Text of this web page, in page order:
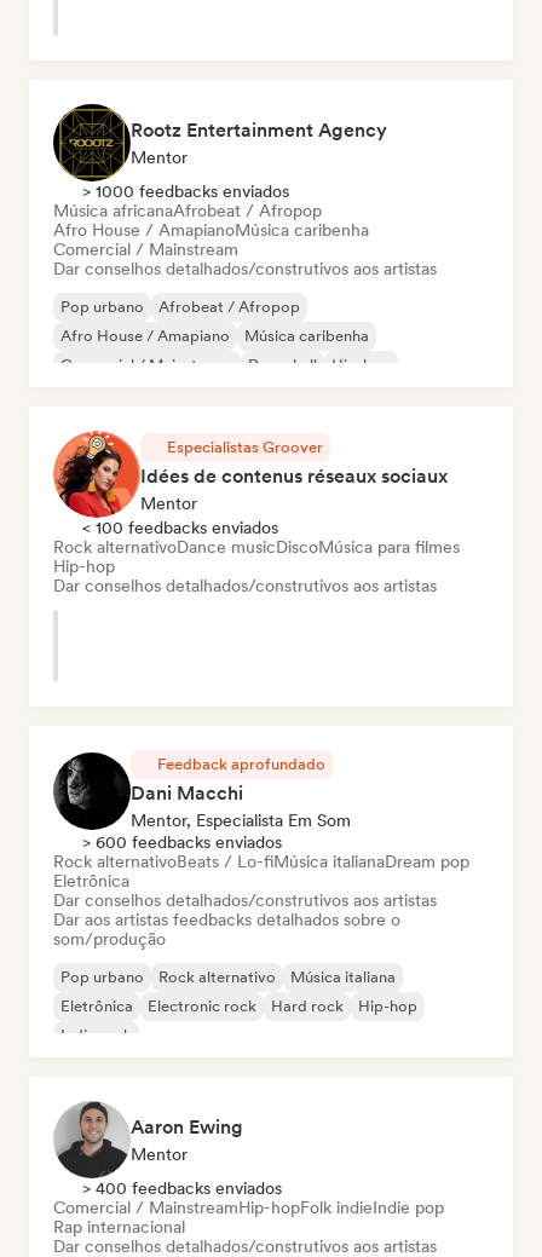
Rootz Entertainment Agency
Mentor
> 1000 feedbacks enviados
Música africanaAfrobeat / Afropop
Afro House / AmapianoMúsica caribenha
Comercial / Mainstream
Dar conselhos detalhados/construtivos aos artistas
Pop urbano
Afrobeat / Afropop
Afro House / Amapiano
Música caribenha
Comercial / Mainstream
Dancehall
Hip-hop
Especialistas Groover
Idées de contenus réseaux sociaux
Mentor
< 100 feedbacks enviados
Rock alternativoDance musicDiscoMúsica para filmes
Hip-hop
Dar conselhos detalhados/construtivos aos artistas
Feedback aprofundado
Dani Macchi
Mentor, Especialista Em Som
> 600 feedbacks enviados
Rock alternativoBeats / Lo-fiMúsica italianaDream pop
Eletrônica
Dar conselhos detalhados/construtivos aos artistas
Dar aos artistas feedbacks detalhados sobre o
som/produção
Pop urbano Rock alternativo
Música italiana
Eletrônica
Electronic rock Hard rock
Hip-hop
Indie rock
Aaron Ewing
Mentor
> 400 feedbacks enviados
Comercial / MainstreamHip-hopFolk indieIndie pop
Rap internacional
Dar conselhos detalhados/construtivos aos artistas